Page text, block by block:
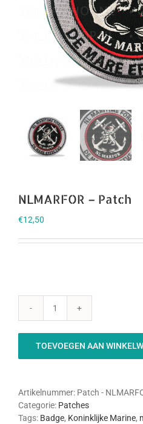
NLMARFOR – Patch
€12,50
NLMARFOR
aantal
TOEVOEGEN AAN
Artikelnummer: Patch -
Categorie: Patches
Tags: Badge, Koninklijke Marine,